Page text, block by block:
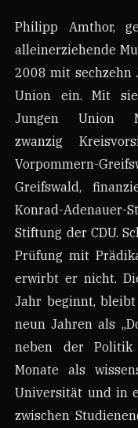
Philipp Amthor,
alleinerziehende
2008 mit sechzehn
Union ein. Mit
Jungen Union
zwanzig
Vorpommern-
Greifswald,
Konrad-
Stiftung der CDU.
Prüfung mit
erwirbt er nicht.
Jahr beginnt,
neun Jahren als
neben der Politik
Monate als
Universität und in
zwischen